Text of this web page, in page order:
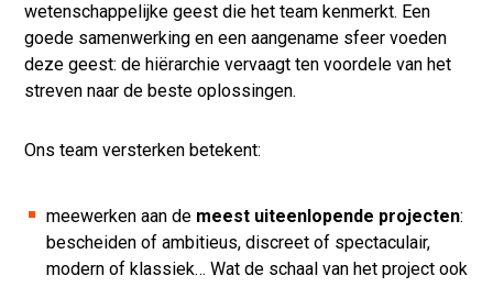
wetenschappelijke geest die het team kenmerkt. Een
goede samenwerking en een aangename sfeer voeden
deze geest: de hiërarchie vervaagt ten voordele van het
streven naar de beste oplossingen.
Ons team versterken betekent:
meewerken aan de meest uiteenlopende projecten:
bescheiden of ambitieus, discreet of spectaculair,
modern of klassiek… Wat de schaal van het project ook